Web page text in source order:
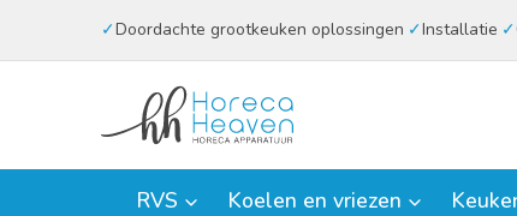
Doordachte grootkeuken oplossingen Installatie
RVS Koelen en vriezen